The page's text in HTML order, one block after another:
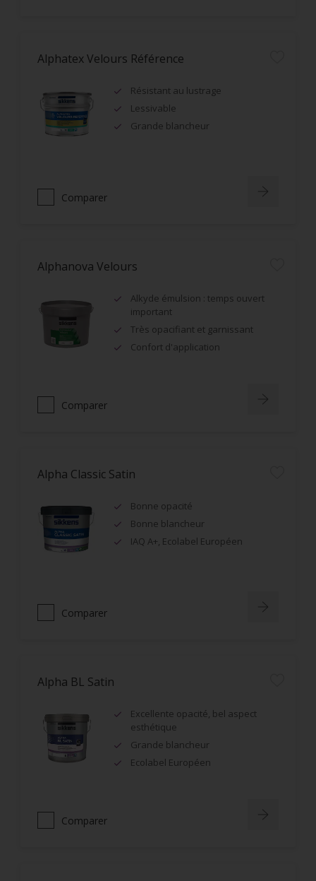
Alphatex Velours Référence
Résistant au lustrage
Lessivable
Grande blancheur
Comparer
Alphanova Velours
Alkyde émulsion : temps ouvert
important
Très opacifiant et garnissant
Confort d'application
Comparer
Alpha Classic Satin
Bonne opacité
Bonne blancheur
IAQ A+, Ecolabel Européen
Comparer
Alpha BL Satin
Excellente opacité, bel aspect
esthétique
Grande blancheur
Ecolabel Européen
Comparer